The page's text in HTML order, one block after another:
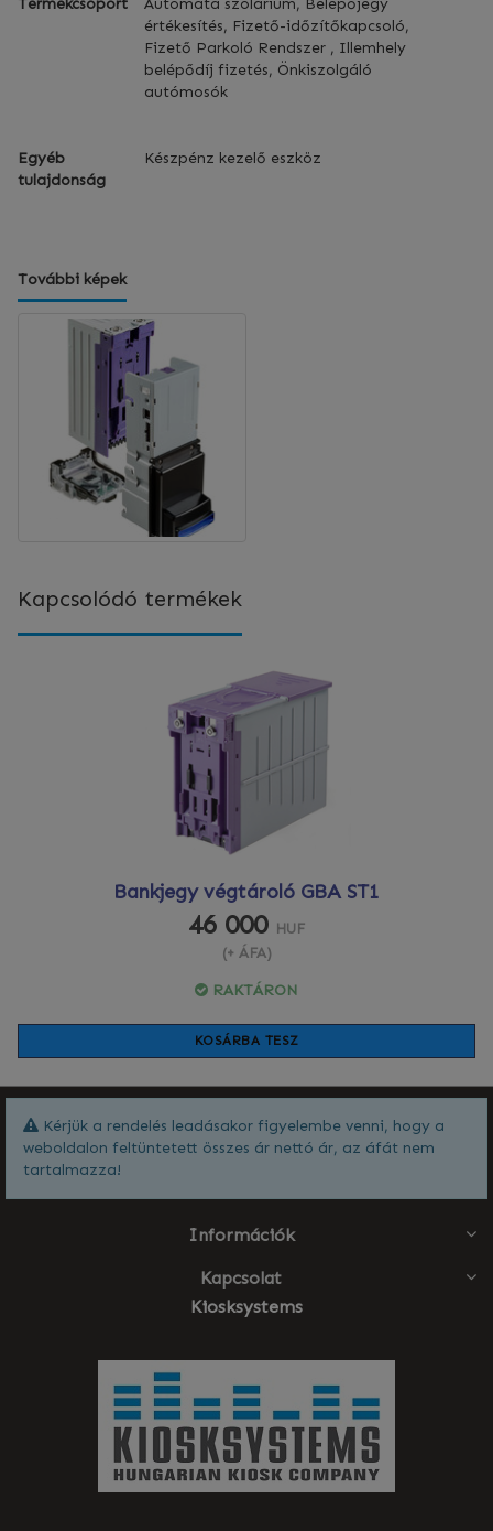
Termékcsoport
Automata szolárium, Belépőjegy
értékesítés, Fizető-időzítőkapcsoló,
Fizető Parkoló Rendszer , Illemhely
belépődíj fizetés, Önkiszolgáló
autómosók
Egyéb
tulajdonság
Készpénz kezelő eszköz
További képek
Kapcsolódó termékek
Bankjegy végtároló GBA ST1
46 000 HUF
(+ ÁFA)
RAKTÁRON
KOSÁRBA TESZ
Kérjük a rendelés leadásakor figyelembe venni, hogy a
weboldalon feltüntetett összes ár nettó ár, az áfát nem
tartalmazza!
Információk
Kapcsolat
Kiosksystems